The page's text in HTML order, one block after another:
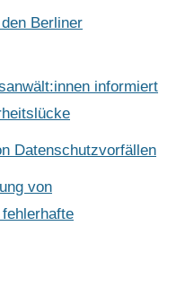
Berliner
informiert
Datenschutzvorfällen
von